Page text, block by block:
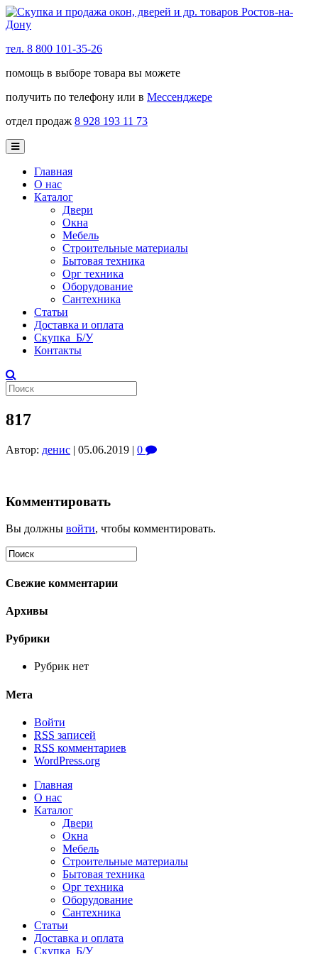
тел. 8 800 101-35-26
помощь в выборе товара вы можете
получить по телефону или в Мессенджере
отдел продаж 8 928 193 11 73
Главная
О нас
Каталог
Двери
Окна
Мебель
Строительные материалы
Бытовая техника
Орг техника
Оборудование
Сантехника
Статьи
Доставка и оплата
Скупка Б/У
Контакты
817
Автор: денис | 05.06.2019 | 0
Комментировать
Вы должны войти, чтобы комментировать.
Свежие комментарии
Архивы
Рубрики
Рубрик нет
Мета
Войти
RSS записей
RSS комментариев
WordPress.org
Главная
О нас
Каталог
Двери
Окна
Мебель
Строительные материалы
Бытовая техника
Орг техника
Оборудование
Сантехника
Статьи
Доставка и оплата
Скупка Б/У